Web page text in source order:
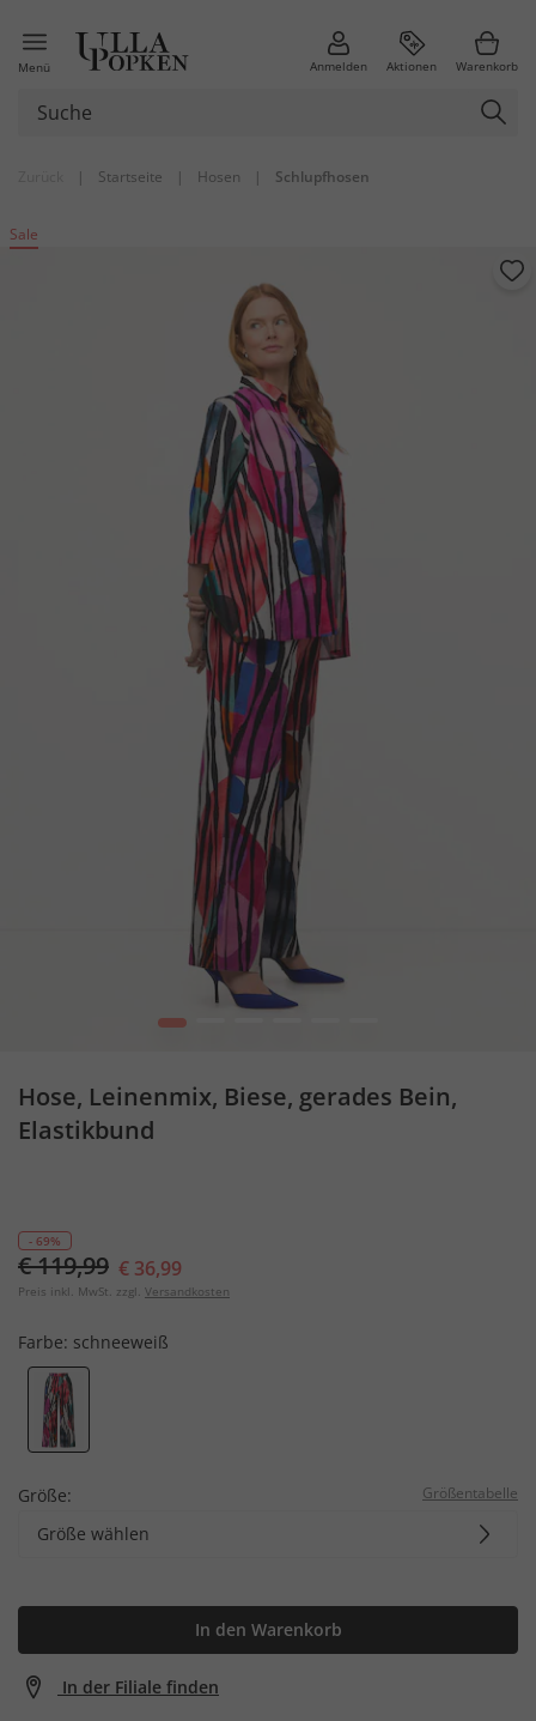
Menü Anmelden Aktionen Warenkorb
| Startseite | Hosen | Schlupfhosen
Sale
1
Hose, Leinenmix, Biese, gerades Bein,
Elastikbund
- 69%
€ 119,99 € 36,99
Preis inkl. MwSt. zzgl. Versandkosten
Farbe: schneeweiß
Größe: Größentabelle
Größe wählen
In den Warenkorb
In der Filiale finden